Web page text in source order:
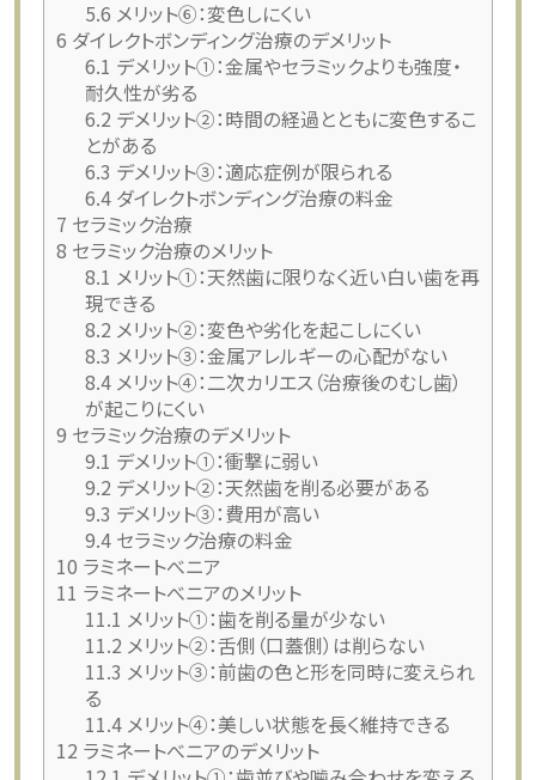
5.6 メリット⑥：変色しにくい
6 ダイレクトボンディング治療のデメリット
6.1 デメリット①：金属やセラミックよりも強度・
耐久性が劣る
6.2 デメリット②：時間の経過とともに変色するこ
とがある
6.3 デメリット③：適応症例が限られる
6.4ダイレクトボンディング治療の料金
7 セラミック治療
8 セラミック治療のメリット
8.1 メリット①：天然歯に限りなく近い白い歯を再
現できる
8.2 メリット②：変色や劣化を起こしにくい
8.3 メリット③：金属アレルギーの心配がない
8.4メリット④：二次カリエス（治療後のむし歯）
が起こりにくい
9 セラミック治療のデメリット
9.1 デメリット①：衝撃に弱い
9.2 デメリット②：天然歯を削る必要がある
9.3 デメリット③：費用が高い
9.4セラミック治療の料金
10 ラミネートべニア
11 ラミネートべニアのメリット
11.1 メリット①：歯を削る量が少ない
11.2 メリット②：舌側（口蓋側）は削らない
11.3 メリット③：前歯の色と形を同時に変えられ
る
11.4メリット④：美しい状態を長く維持できる
12 ラミネートべニアのデメリット